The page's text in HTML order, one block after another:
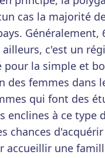
cas la majorité
Généralement,
c'est un
la simple et
femmes dans
qui font des
enclines à ce type
chances
accueillir une